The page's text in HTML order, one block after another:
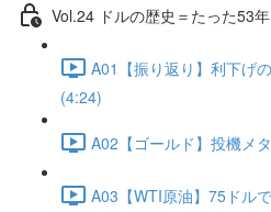
Vol.24 ドルの歴史＝たった53
A01【振り返り】利下げ
(4:24)
A02【ゴールド】投機メ
A03【WTI原油】75ドル